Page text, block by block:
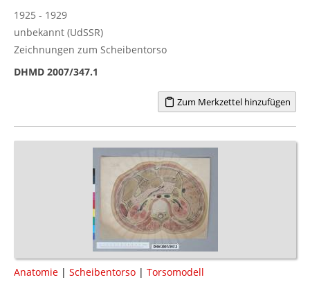
1925 - 1929
unbekannt (UdSSR)
Zeichnungen zum Scheibentorso
DHMD 2007/347.1
Zum Merkzettel hinzufügen
Anatomie | Scheibentorso | Torsomodell